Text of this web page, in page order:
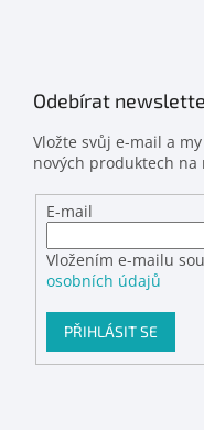
Odebírat
Vložte svůj e-mail a
nových produktech na
E-mail
Vložením e-mailu
osobních údajů
PŘIHLÁSIT SE